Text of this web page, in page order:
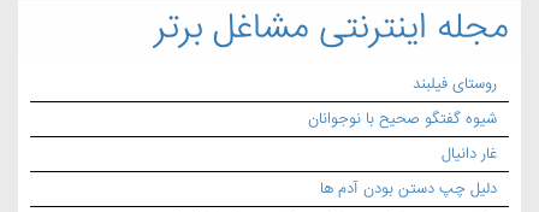
مجله اینترنتی مشاغل برتر
روستای فیلبند
شیوه گفتگو صحیح با نوجوانان
غار دانیال
دلیل چپ دستن بودن آدم ها